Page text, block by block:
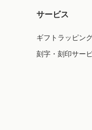
サービス
ギフトラッピン
刻字・刻印サー